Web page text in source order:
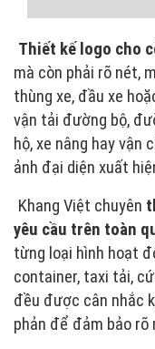
Thiết kế logo cho
mà còn phải rõ nét,
thùng xe, đầu xe
vận tải đường bộ,
hộ, xe nâng hay vận
ảnh đại diện xuất
Khang Việt chuyên
yêu cầu trên toàn
từng loại hình hoạt
container, taxi tải,
đều được cân nhắc
phản để đảm bảo rõ